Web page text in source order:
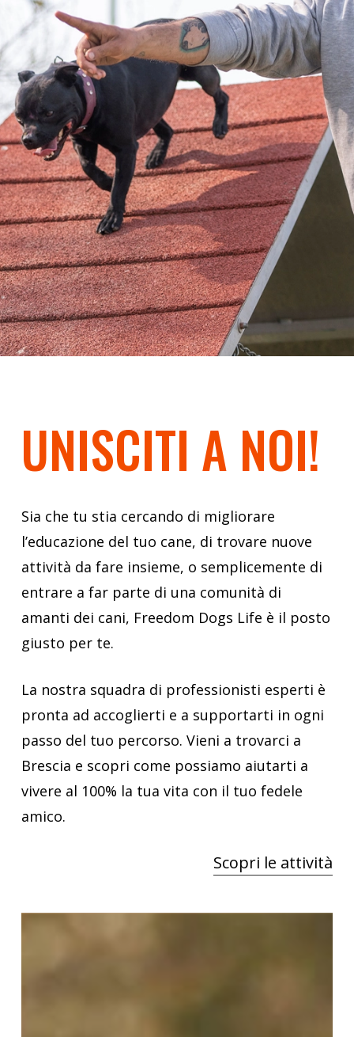
UNISCITI A NOI!
Sia che tu stia cercando di migliorare
l’educazione del tuo cane, di trovare nuove
attività da fare insieme, o semplicemente di
entrare a far parte di una comunità di
amanti dei cani, Freedom Dogs Life è il posto
giusto per te.
La nostra squadra di professionisti esperti è
pronta ad accoglierti e a supportarti in ogni
passo del tuo percorso. Vieni a trovarci a
Brescia e scopri come possiamo aiutarti a
vivere al 100% la tua vita con il tuo fedele
amico.
Scopri le attività